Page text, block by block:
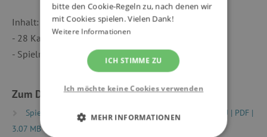
Inhalt:
- 28 Karten (7 Quartette à 4 Karten)
- Spielregeln in 10 Sprachen
Zum Download
Spielregeln|Game rules FR-EN-DE-ES-IT-PT-NL-SV-DA-RU | PDF |
3.07 MB
bitte den Cookie-Regeln zu, nach denen wir
mit Cookies spielen. Vielen Dank!
Weitere Informationen
ICH STIMME ZU
Ich möchte keine Cookies verwenden
MEHR INFORMATIONEN